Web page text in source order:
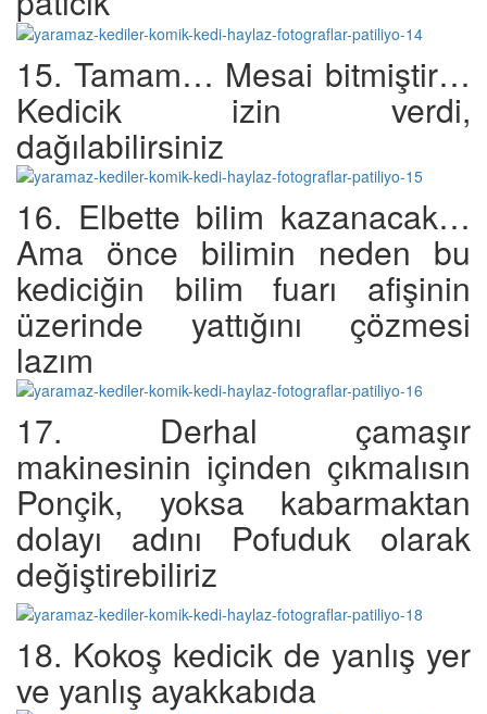
15. Tamam… Mesai bitmiştir…
Kedicik izin verdi,
dağılabilirsiniz
16. Elbette bilim kazanacak…
Ama önce bilimin neden bu
kediciğin bilim fuarı afişinin
üzerinde yattığını çözmesi
lazım
17. Derhal çamaşır
makinesinin içinden çıkmalısın
Ponçik, yoksa kabarmaktan
dolayı adını Pofuduk olarak
değiştirebiliriz
18. Kokoş kedicik de yanlış yer
ve yanlış ayakkabıda